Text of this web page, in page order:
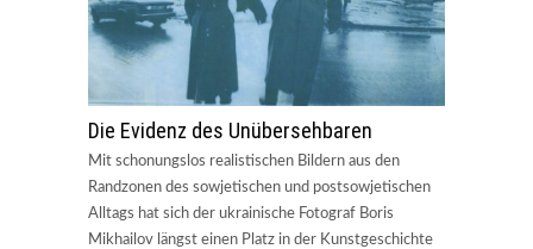
Die Evidenz des Unübersehbaren
Mit schonungslos realistischen Bildern aus den
Randzonen des sowjetischen und postsowjetischen
Alltags hat sich der ukrainische Fotograf Boris
Mikhailov längst einen Platz in der Kunstgeschichte